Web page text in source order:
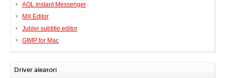
AOL Instant Messenger
MX Editor
Jubler subtitle editor
GIMP for Mac
Driver aleatori